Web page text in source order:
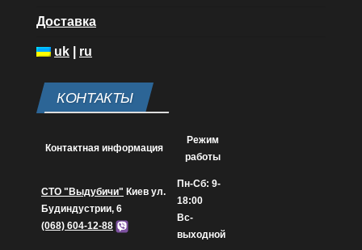
Доставка
uk ru
КОНТАКТЫ
Контактная информация
Режим
работы
СТО "Выдубичи" Киев ул.
Будиндустрии, 6
(068) 604-12-88
Пн-Сб: 9-
18:00
Вс-
выходной